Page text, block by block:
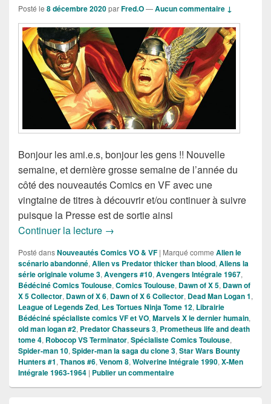
Posté le 8 décembre 2020parFred.O—Aucun commentaire ↓
Bonjour les ami.e.s, bonjour les gens !! Nouvelle
semaine, et dernière grosse semaine de l’année du
côté des nouveautés Comics en VF avec une
vingtaine de titres à découvrir et/ou continuer à suivre
puisque la Presse est de sortie ainsi
Continuer la lecture Sorties des Comics VF de la
→
Posté dansNouveautés Comics VO & VF | Marqué comme Alien le
scénario abandonné, Alien vs Predator thicker than blood, Aliens la
série originale volume 3, Avengers #10, Avengers Intégrale 1967,
Bédéciné Comics Toulouse, Comics Toulouse, Dawn of X 5, Dawn of
X 5 Collector, Dawn of X 6, Dawn of X 6 Collector, Dead Man Logan 1,
League of Legends Zed, Les Tortues Ninja Tome 12, Librairie
Bédéciné spécialiste comics VF et VO, Marvels X le dernier humain,
old man logan #2, Predator Chasseurs 3, Prometheus life and death
tome 4, Robocop VS Terminator, Spécialiste Comics Toulouse,
Spider-man 10, Spider-man la saga du clone 3, Star Wars Bounty
Hunters #1, Thanos #6, Venom 8, Wolverine Intégrale 1990, X-Men
Intégrale 1963-1964 | Publier un commentaire